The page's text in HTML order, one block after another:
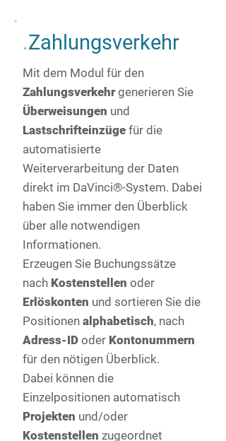
.Zahlungsverkehr
Mit dem Modul für den
Zahlungsverkehrgenerieren Sie
Überweisungen und
Lastschrifteinzüge für die
automatisierte
Weiterverarbeitung der Daten
direkt im DaVinci®-System. Dabei
haben Sie immer den Überblick
über alle notwendigen
Informationen.
Erzeugen Sie Buchungssätze
nach Kostenstellen oder
Erlöskonten und sortieren Sie die
Positionen alphabetisch, nach
Adress-ID oder Kontonummern
für den nötigen Überblick.
Dabei können die
Einzelpositionen automatisch
Projekten und/oder
Kostenstellen zugeordnet